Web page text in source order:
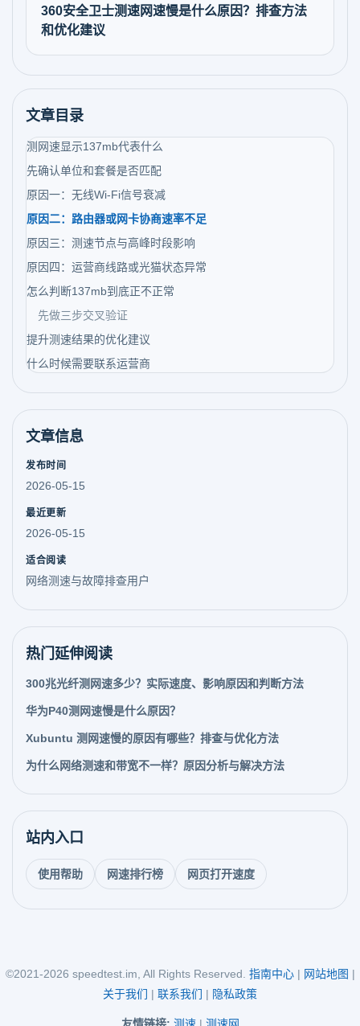
360安全卫士测速网速慢是什么原因？排查方法
和优化建议
文章目录
测网速显示137mb代表什么
先确认单位和套餐是否匹配
原因一：无线Wi-Fi信号衰减
原因二：路由器或网卡协商速率不足
原因三：测速节点与高峰时段影响
原因四：运营商线路或光猫状态异常
怎么判断137mb到底正不正常
先做三步交叉验证
提升测速结果的优化建议
什么时候需要联系运营商
文章信息
发布时间
2026-05-15
最近更新
2026-05-15
适合阅读
网络测速与故障排查用户
热门延伸阅读
300兆光纤测网速多少？实际速度、影响原因和判断方法
华为P40测网速慢是什么原因？
Xubuntu 测网速慢的原因有哪些？排查与优化方法
为什么网络测速和带宽不一样？原因分析与解决方法
站内入口
使用帮助 网速排行榜 网页打开速度
©2021-2026 speedtest.im, All Rights Reserved. 指南中心| 网站地图 |
关于我们 | 联系我们 | 隐私政策